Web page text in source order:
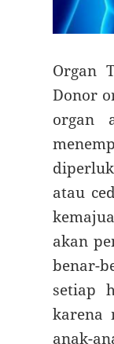
Organ
Donor
organ
atau
akan
benar-
setiap
karena
anak-